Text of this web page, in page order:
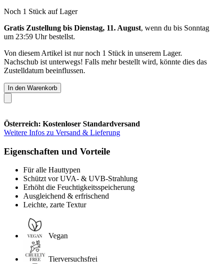
Noch 1 Stück auf Lager
Gratis Zustellung bis Dienstag, 11. August, wenn du bis Sonntag
um 23:59 Uhrbestellst.
Von diesem Artikel ist nur noch 1 Stück in unserem Lager.
Nachschub ist unterwegs! Falls mehr bestellt wird, könnte dies das
Zustelldatum beeinflussen.
In den Warenkorb
Österreich: Kostenloser Standardversand
Weitere Infos zu Versand & Lieferung
Eigenschaften und Vorteile
Für alle Hauttypen
Schützt vor UVA- & UVB-Strahlung
Erhöht die Feuchtigkeitsspeicherung
Ausgleichend & erfrischend
Leichte, zarte Textur
Vegan
Tierversuchsfrei